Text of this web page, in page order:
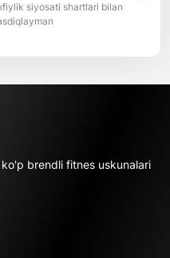
siyosati shartlari bilan
brendli fitnes uskunalari